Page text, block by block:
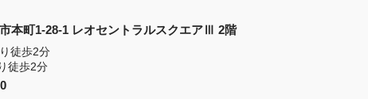
本町1-28-1 レオセントラルスクエアⅢ 2階
徒歩2分
徒歩2分